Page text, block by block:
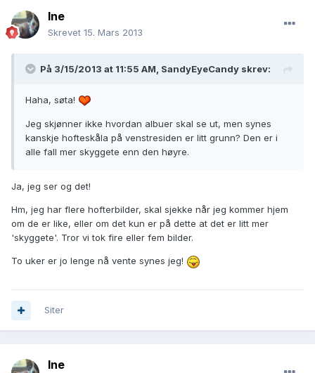
Ine
Skrevet 15. Mars 2013
På 3/15/2013 at 11:55 AM, SandyEyeCandy skrev:
Haha, søta!
Jeg skjønner ikke hvordan albuer skal se ut, men synes
kanskje hofteskåla på venstresiden er litt grunn? Den er i
alle fall mer skyggete enn den høyre.
Ja, jeg ser og det!
Hm, jeg har flere hofterbilder, skal sjekke når jeg kommer hjem
om de er like, eller om det kun er på dette at det er litt mer
'skyggete'. Tror vi tok fire eller fem bilder.
To uker er jo lenge nå vente synes jeg!
Siter
Ine